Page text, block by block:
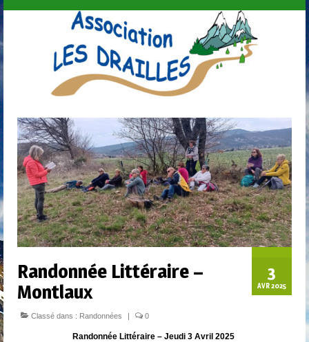
3
AVR 2025
Randonnée Littéraire –
Montlaux
Classé dans : Randonnées | 0
Randonnée Littéraire – Jeudi 3 Avril 2025 ️